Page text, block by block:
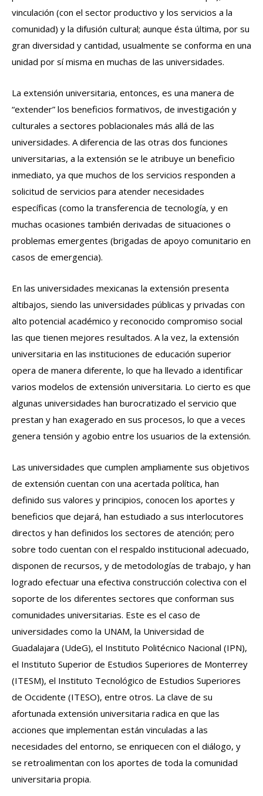
vinculación (con el sector productivo y los servicios a la
comunidad) y la difusión cultural; aunque ésta última, por su
gran diversidad y cantidad, usualmente se conforma en una
unidad por sí misma en muchas de las universidades.
La extensión universitaria, entonces, es una manera de
“extender” los beneficios formativos, de investigación y
culturales a sectores poblacionales más allá de las
universidades. A diferencia de las otras dos funciones
universitarias, a la extensión se le atribuye un beneficio
inmediato, ya que muchos de los servicios responden a
solicitud de servicios para atender necesidades
específicas (como la transferencia de tecnología, y en
muchas ocasiones también derivadas de situaciones o
problemas emergentes (brigadas de apoyo comunitario en
casos de emergencia).
En las universidades mexicanas la extensión presenta
altibajos, siendo las universidades públicas y privadas con
alto potencial académico y reconocido compromiso social
las que tienen mejores resultados. A la vez, la extensión
universitaria en las instituciones de educación superior
opera de manera diferente, lo que ha llevado a identificar
varios modelos de extensión universitaria. Lo cierto es que
algunas universidades han burocratizado el servicio que
prestan y han exagerado en sus procesos, lo que a veces
genera tensión y agobio entre los usuarios de la extensión.
Las universidades que cumplen ampliamente sus objetivos
de extensión cuentan con una acertada política, han
definido sus valores y principios, conocen los aportes y
beneficios que dejará, han estudiado a sus interlocutores
directos y han definidos los sectores de atención; pero
sobre todo cuentan con el respaldo institucional adecuado,
disponen de recursos, y de metodologías de trabajo, y han
logrado efectuar una efectiva construcción colectiva con el
soporte de los diferentes sectores que conforman sus
comunidades universitarias. Este es el caso de
universidades como la UNAM, la Universidad de
Guadalajara (UdeG), el Instituto Politécnico Nacional (IPN),
el Instituto Superior de Estudios Superiores de Monterrey
(ITESM), el Instituto Tecnológico de Estudios Superiores
de Occidente (ITESO), entre otros. La clave de su
afortunada extensión universitaria radica en que las
acciones que implementan están vinculadas a las
necesidades del entorno, se enriquecen con el diálogo, y
se retroalimentan con los aportes de toda la comunidad
universitaria propia.